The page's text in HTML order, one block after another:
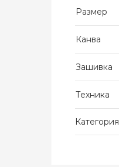
Размер
Канва
Зашивка
Техника
Категория